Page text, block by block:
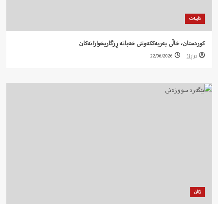
تایبەت
کوردستان، خاڵی بەریەککەوتنی خەباتە ڕزگاریخوازانەکان
دواڕۆژ 22/06/2026
ژنان